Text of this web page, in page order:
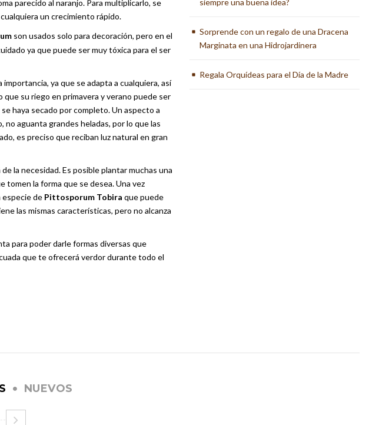
parecido al naranjo. Para multiplicarlo, se
un crecimiento rápido.
son usados solo para decoración, pero en el
ya que puede ser muy tóxica para el ser
ya que se adapta a cualquiera, así
su riego en primavera y verano puede ser
haya secado por completo. Un aspecto a
aguanta grandes heladas, por lo que las
es preciso que reciban luz natural en gran
la necesidad. Es posible plantar muchas una
tomen la forma que se desea. Una vez
especie de Pittosporum Tobira que puede
las mismas características, pero no alcanza
para poder darle formas diversas que
que te ofrecerá verdor durante todo el
siempre una buena idea?
Sorprende con un regalo de una Dracena
Marginata en una Hidrojardinera
Regala Orquídeas para el Día de la Madre
NUEVOS